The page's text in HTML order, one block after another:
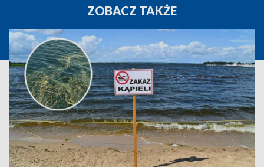
ZOBACZ TAKŻE